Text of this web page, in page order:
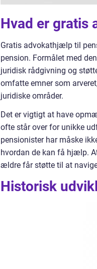
Hvad er gratis
Gratis advokathjælp til
pension. Formålet med
juridisk rådgivning og
omfatte emner som
juridiske områder.
Det er vigtigt at have
ofte står over for unikke
pensionister har måske
hvordan de kan få hjælp.
ældre får støtte til at
Historisk